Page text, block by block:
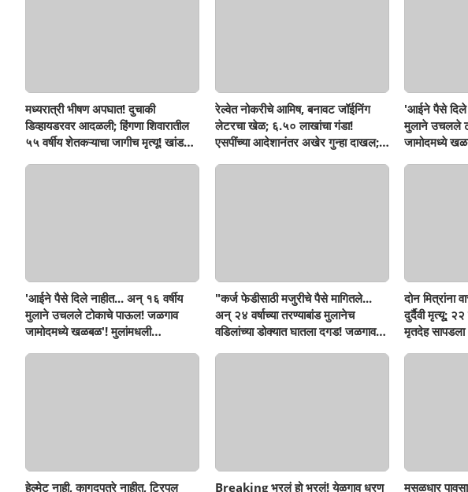
मध्यरात्री भीषण अपघात! दुचाकी
डिव्हायडरवर आदळली; हिंगणा शिवारातील
५५ वर्षीय शेतकऱ्याचा जागीच मृत्यू! खांडवी–
रेल्वेत नोकरीचे आमिष, बनावट जॉईनिंग
लेटरचा खेळ; ६.५० लाखांचा गंडा!
एसपींच्या आदेशानंतर अखेर गुन्हा दाखल;
'आईने पैसे दिले
मुलाने उचलले
जामोदमध्ये
'आईने पैसे दिले नाहीत... अन् १६ वर्षीय
मुलाने उचलले टोकाचे पाऊल! जळगाव
जामोदमध्ये खळबळ'! मुलांमधली
"कर्ज फेडीसाठी मजुरीचे पैसे मागितले...
अन् २४ वर्षाच्या तरण्याबांड मुलानेच
वडिलांच्या डोक्यात घातला दगड! जळगाव
दोन मित्रांना
दुर्दैवी मृत्यू; २२
मृतदेह सापडला
हेल्मेट नाही, कागदपत्रे नाहीत, ट्रिपल Breaking भरलं हो भरलं! येळगाव धरण मुसळधार